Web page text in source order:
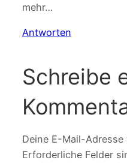
mehr…
Antworten
Schreibe
Deine E-Mail-
Erforderliche Felder